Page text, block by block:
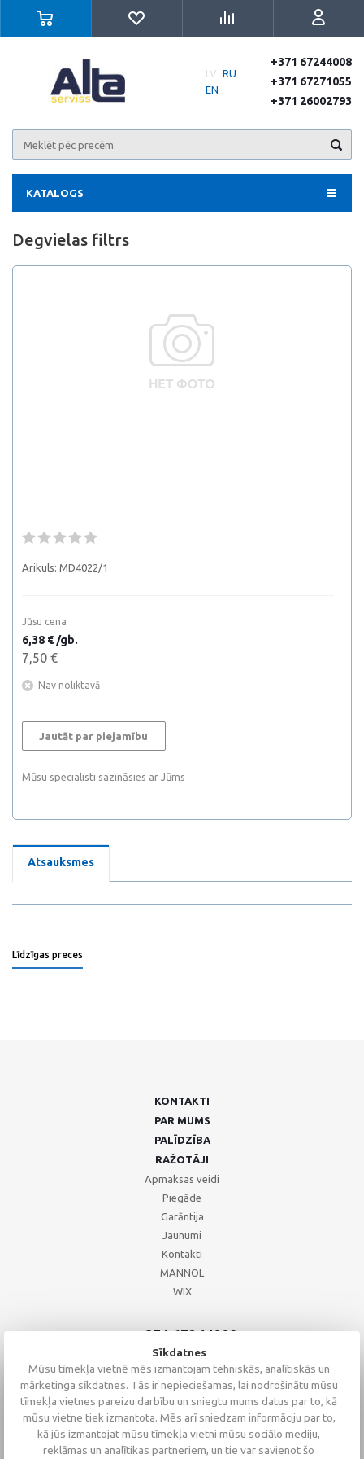
LV RU
EN
+371 67244008
+371 67271055
+371 26002793
KATALOGS
Degvielas filtrs
Arikuls: MD4022/1
Jūsu cena
6,38 € /gb.
7,50 €
Nav noliktavā
Jautāt par piejamību
Mūsu specialisti sazināsies ar Jūms
Atsauksmes
Līdzīgas preces
KONTAKTI
PAR MUMS
PALĪDZĪBA
RAŽOTĀJI
Apmaksas veidi
Piegāde
Garāntija
Jaunumi
Kontakti
MANNOL
WIX
+371 67244008
+371 67271055
+371 26002793
Sīkdatnes
Mūsu tīmekļa vietnē mēs izmantojam tehniskās, analītiskās un
mārketinga sīkdatnes. Tās ir nepieciešamas, lai nodrošinātu mūsu
tīmekļa vietnes pareizu darbību un sniegtu mums datus par to, kā
mūsu vietne tiek izmantota. Mēs arī sniedzam informāciju par to,
kā jūs izmantojat mūsu tīmekļa vietni mūsu sociālo mediju,
reklāmas un analītikas partneriem, un tie var savienot šo